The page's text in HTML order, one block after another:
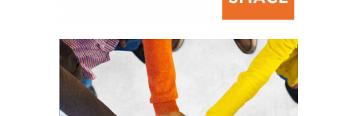
La prévention des conflits
d’intérêts
18 septembre 2023
FEUILLETER